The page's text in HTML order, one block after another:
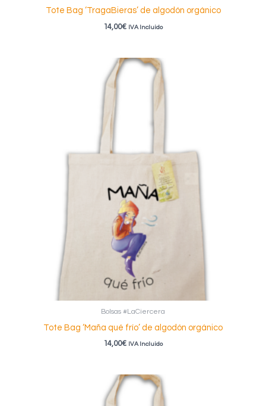
Tote Bag ‘TragaBieras’ de algodón orgánico
14,00€ IVA Incluido
Bolsas #LaCiercera
Tote Bag ‘Maña qué frío’ de algodón orgánico
14,00€ IVA Incluido